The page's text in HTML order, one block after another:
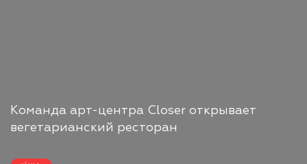
Команда арт-центра Closer открывает
вегетарианский ресторан